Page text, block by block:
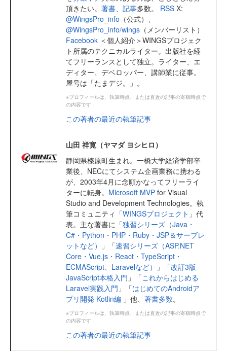
頂きたい。 著書 記事多数。 RSS X:
@WingsPro_info （公式）、
@WingsPro_info/wings （メンバーリスト）
Facebook ＜個人紹介＞WINGSプロジェク
ト所属のテクニカルライター。出版社を経
てフリーランスとして独立。ライター、エ
ディター、デベロッパー、講師業に従事。
屋号は「たまデジ。」。
※プロフィールは、執筆時点、または直近の記事の寄稿時点で
の内容です
この著者の最近の執筆記事
山田 祥寛（ヤマダ ヨシヒロ）
静岡県榛原町生まれ。一橋大学経済学部卒
業後、NECにてシステム企画業務に携わる
が、2003年4月に念願かなってフリーライ
ターに転身。 Microsoft MVP for Visual
Studio and Development Technologies。執
筆コミュニティ「WINGSプロジェクト 」代
表。主な著書に「独習シリーズ（Java・
C#・Python・PHP・Ruby・JSP＆サーブレ
ットなど）
」「速習シリーズ（ASP.NET
Core・Vue.js・React・TypeScript・
ECMAScript、Laravelなど）
」「改訂3版
JavaScript本格入門 」「これからはじめる
Laravel実践入門 」「はじめてのAndroidア
プリ開発 Kotlin編 」他、 著書多数。
※プロフィールは、執筆時点、または直近の記事の寄稿時点で
の内容です
この著者の最近の執筆記事